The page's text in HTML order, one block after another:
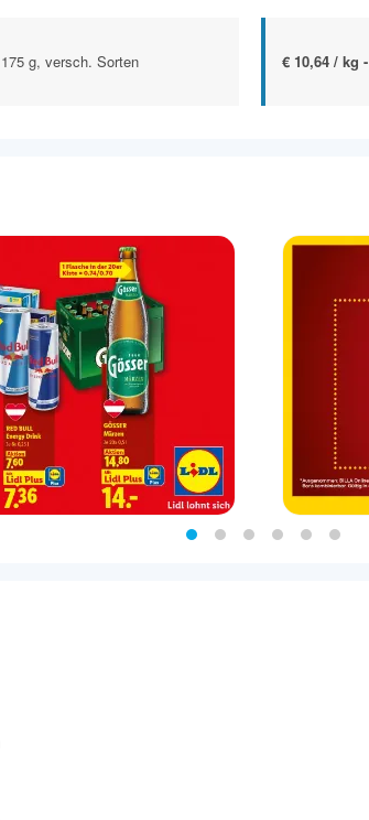
g, versch. Sorten € 10,64 / kg -